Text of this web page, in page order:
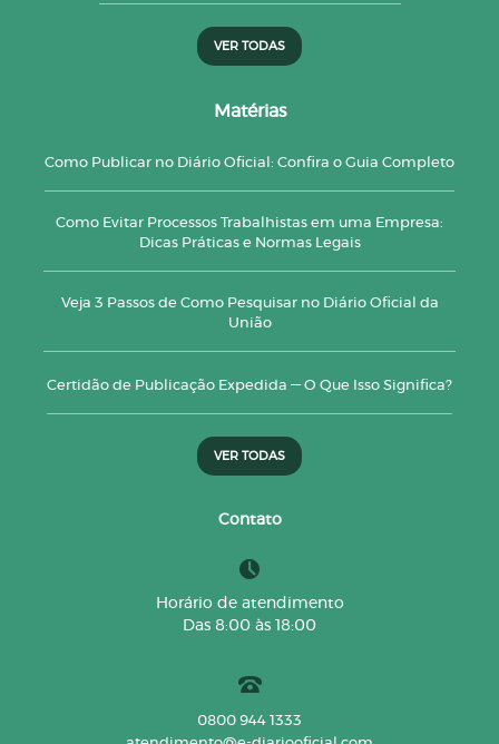
VER TODAS
Matérias
Como Publicar no Diário Oficial: Confira o Guia Completo
Como Evitar Processos Trabalhistas em uma Empresa:
Dicas Práticas e Normas Legais
Veja 3 Passos de Como Pesquisar no Diário Oficial da
União
Certidão de Publicação Expedida — O Que Isso Significa?
VER TODAS
Contato
Horário de atendimento
Das 8:00 às 18:00
0800 944 1333